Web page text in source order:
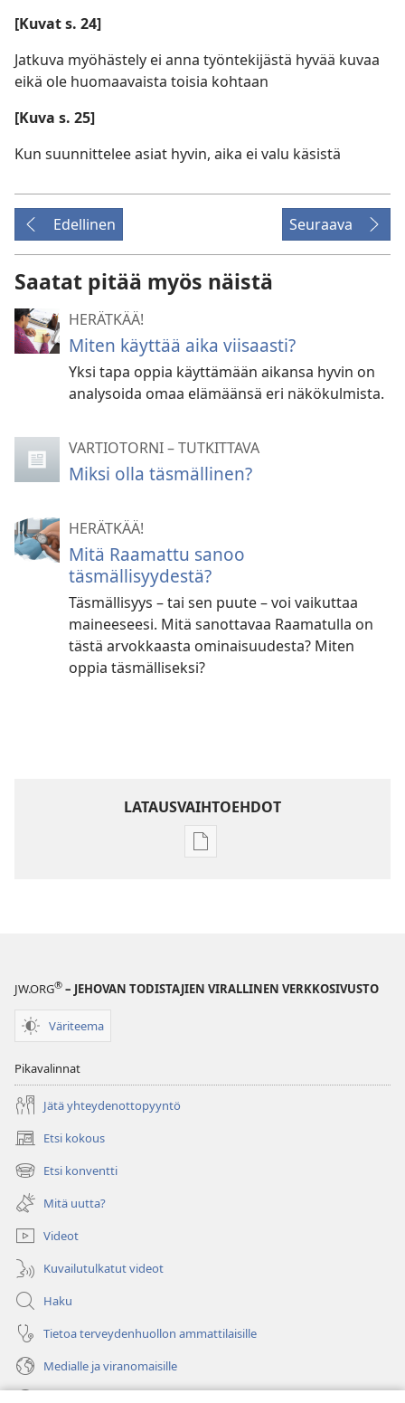
[Kuvat s. 24]
Jatkuva myöhästely ei anna työntekijästä hyvää kuvaa
eikä ole huomaavaista toisia kohtaan
[Kuva s. 25]
Kun suunnittelee asiat hyvin, aika ei valu käsistä
Edellinen Seuraava
Saatat pitää myös näistä
HERÄTKÄÄ!
Miten käyttää aika viisaasti?
Yksi tapa oppia käyttämään aikansa hyvin on
analysoida omaa elämäänsä eri näkökulmista.
VARTIOTORNI – TUTKITTAVA
Miksi olla täsmällinen?
HERÄTKÄÄ!
Mitä Raamattu sanoo
täsmällisyydestä?
Täsmällisyys – tai sen puute – voi vaikuttaa
maineeseesi. Mitä sanottavaa Raamatulla on
tästä arvokkaasta ominaisuudesta? Miten
oppia täsmälliseksi?
LATAUSVAIHTOEHDOT
Julkaisujen
JW.ORG® – JEHOVAN TODISTAJIEN VIRALLINEN VERKKOSIVUSTO
Väriteema
Pikavalinnat
Jätä yhteydenottopyyntö
Etsi kokous
(avaa
uuden
ikkunan)
Etsi konventti
(avaa
uuden
ikkunan)
Mitä uutta?
Videot
Kuvailutulkatut videot
Haku
Tietoa terveydenhuollon ammattilaisille
Medialle ja viranomaisille